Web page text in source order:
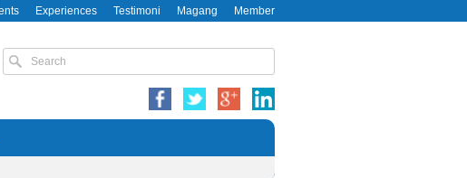
Experiences Testimoni Magang Member